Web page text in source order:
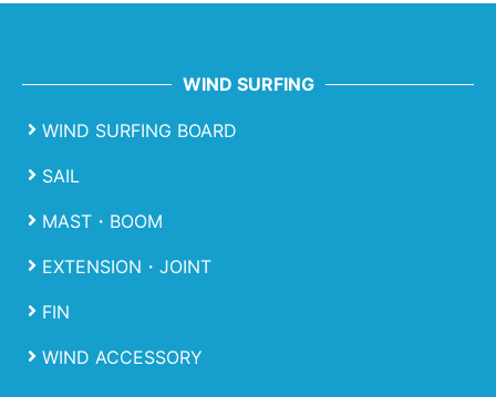
WIND SURFING
WIND SURFING BOARD
SAIL
MAST・BOOM
EXTENSION・JOINT
FIN
WIND ACCESSORY